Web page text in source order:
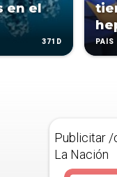
en el
371D PAÍS
Publicitar /
La Nación